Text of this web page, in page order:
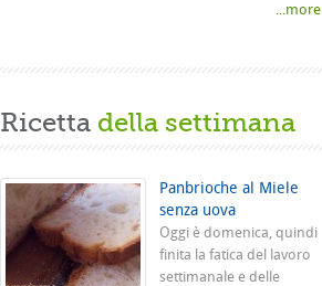
...more
Ricetta della settimana
Panbrioche al Miele
senza uova
Oggi è domenica, quindi
finita la fatica del lavoro
settimanale e delle